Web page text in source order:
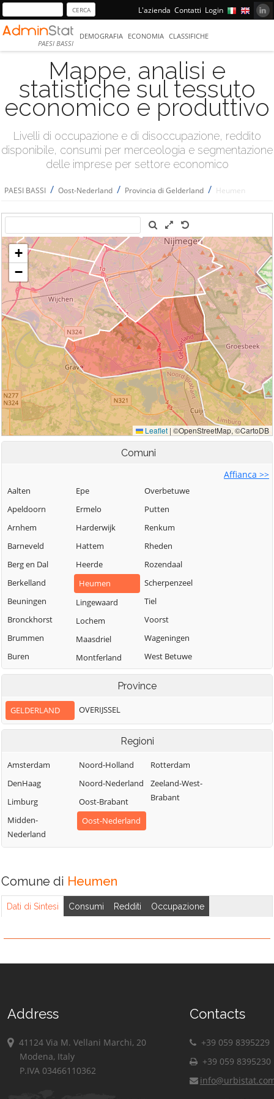
L'azienda Contatti Login
PAESI BASSI
DEMOGRAFIA ECONOMIA CLASSIFICHE
Mappe, analisi e
statistiche sul tessuto
economico e produttivo
Livelli di occupazione e di disoccupazione, reddito
disponibile, consumi per merceologia e segmentazione
delle imprese per settore economico
PAESI BASSI / Oost-Nederland / Provincia di Gelderland / Heumen
Comuni
Affianca >>
Aalten
Apeldoorn
Arnhem
Barneveld
Berg en Dal
Berkelland
Beuningen
Bronckhorst
Brummen
Buren
Culemborg
Doetinchem
Druten
Ede
Elburg
Epe
Ermelo
Harderwijk
Hattem
Heerde
Heumen
Lingewaard
Lochem
Maasdriel
Montferland
Neder-Betuwe
Nijmegen
Nunspeet
Oost Gelre
Oude IJsselstreek
Overbetuwe
Putten
Renkum
Rheden
Rozendaal
Scherpenzeel
Tiel
Voorst
Wageningen
West Betuwe
West Maas en
Waal
Wijchen
Winterswijk
Zaltbommel
Zevenaar
Zutphen
Province
GELDERLAND OVERIJSSEL
Regioni
Amsterdam
DenHaag
Limburg
Midden-
Nederland
Noord-Holland
Noord-Nederland
Oost-Brabant
Oost-Nederland
Rotterdam
Zeeland-West-
Brabant
Comune di Heumen
Dati di Sintesi Consumi Redditi Occupazione
Address
41124 Via M. Vellani Marchi, 20
Modena, Italy
P.IVA 03466110362
Contacts
+39 059 8395229
+39 059 8395230